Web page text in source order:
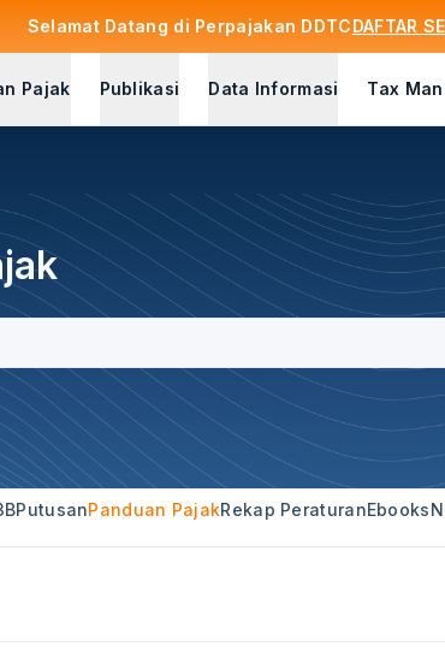
Selamat Datang di Perpajakan DDTCDAFTAR
Pajak Publikasi Data Informasi Tax
PutusanPanduan PajakRekap PeraturanEbooks